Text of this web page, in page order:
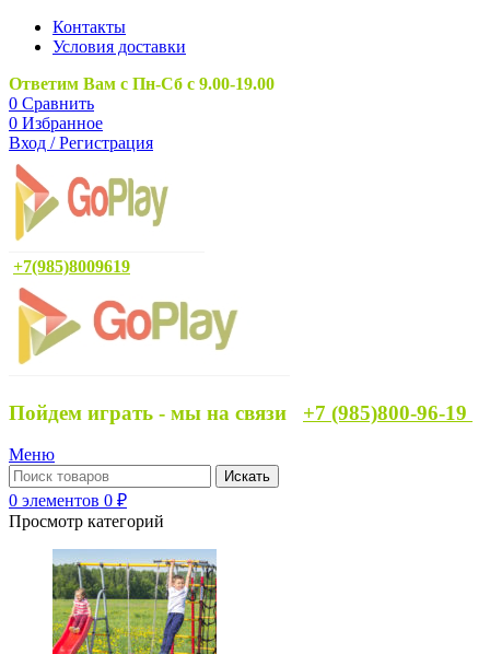
Контакты
Условия доставки
Ответим Вам с Пн-Сб с 9.00-19.00
0 Сравнить
0 Избранное
Вход / Регистрация
+7(985)8009619
Пойдем играть - мы на связи +7 (985)800-96-19
Меню
Искать
0 элементов 0 ₽
Просмотр категорий